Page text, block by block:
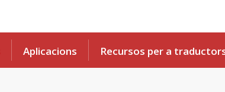
Aplicacions Recursos per a